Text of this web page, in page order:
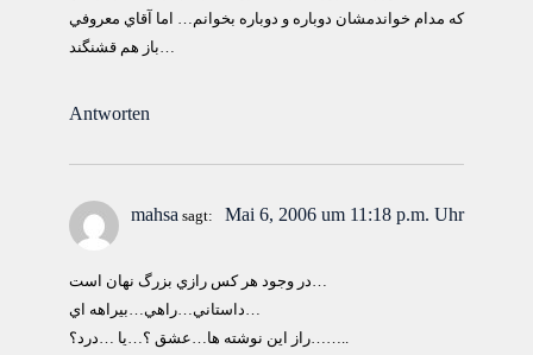
كه مدام خواندمشان دوباره و دوباره بخوانم… اما آقاي معروفي
باز هم قشنگند…
Antworten
mahsa sagt: Mai 6, 2006 um 11:18 p.m. Uhr
در وجود هر كس رازي بزرگ نهان است…
داستاني…راهي…بيراهه اي…
راز اين نوشته ها…عشق ؟…يا …درد؟……..